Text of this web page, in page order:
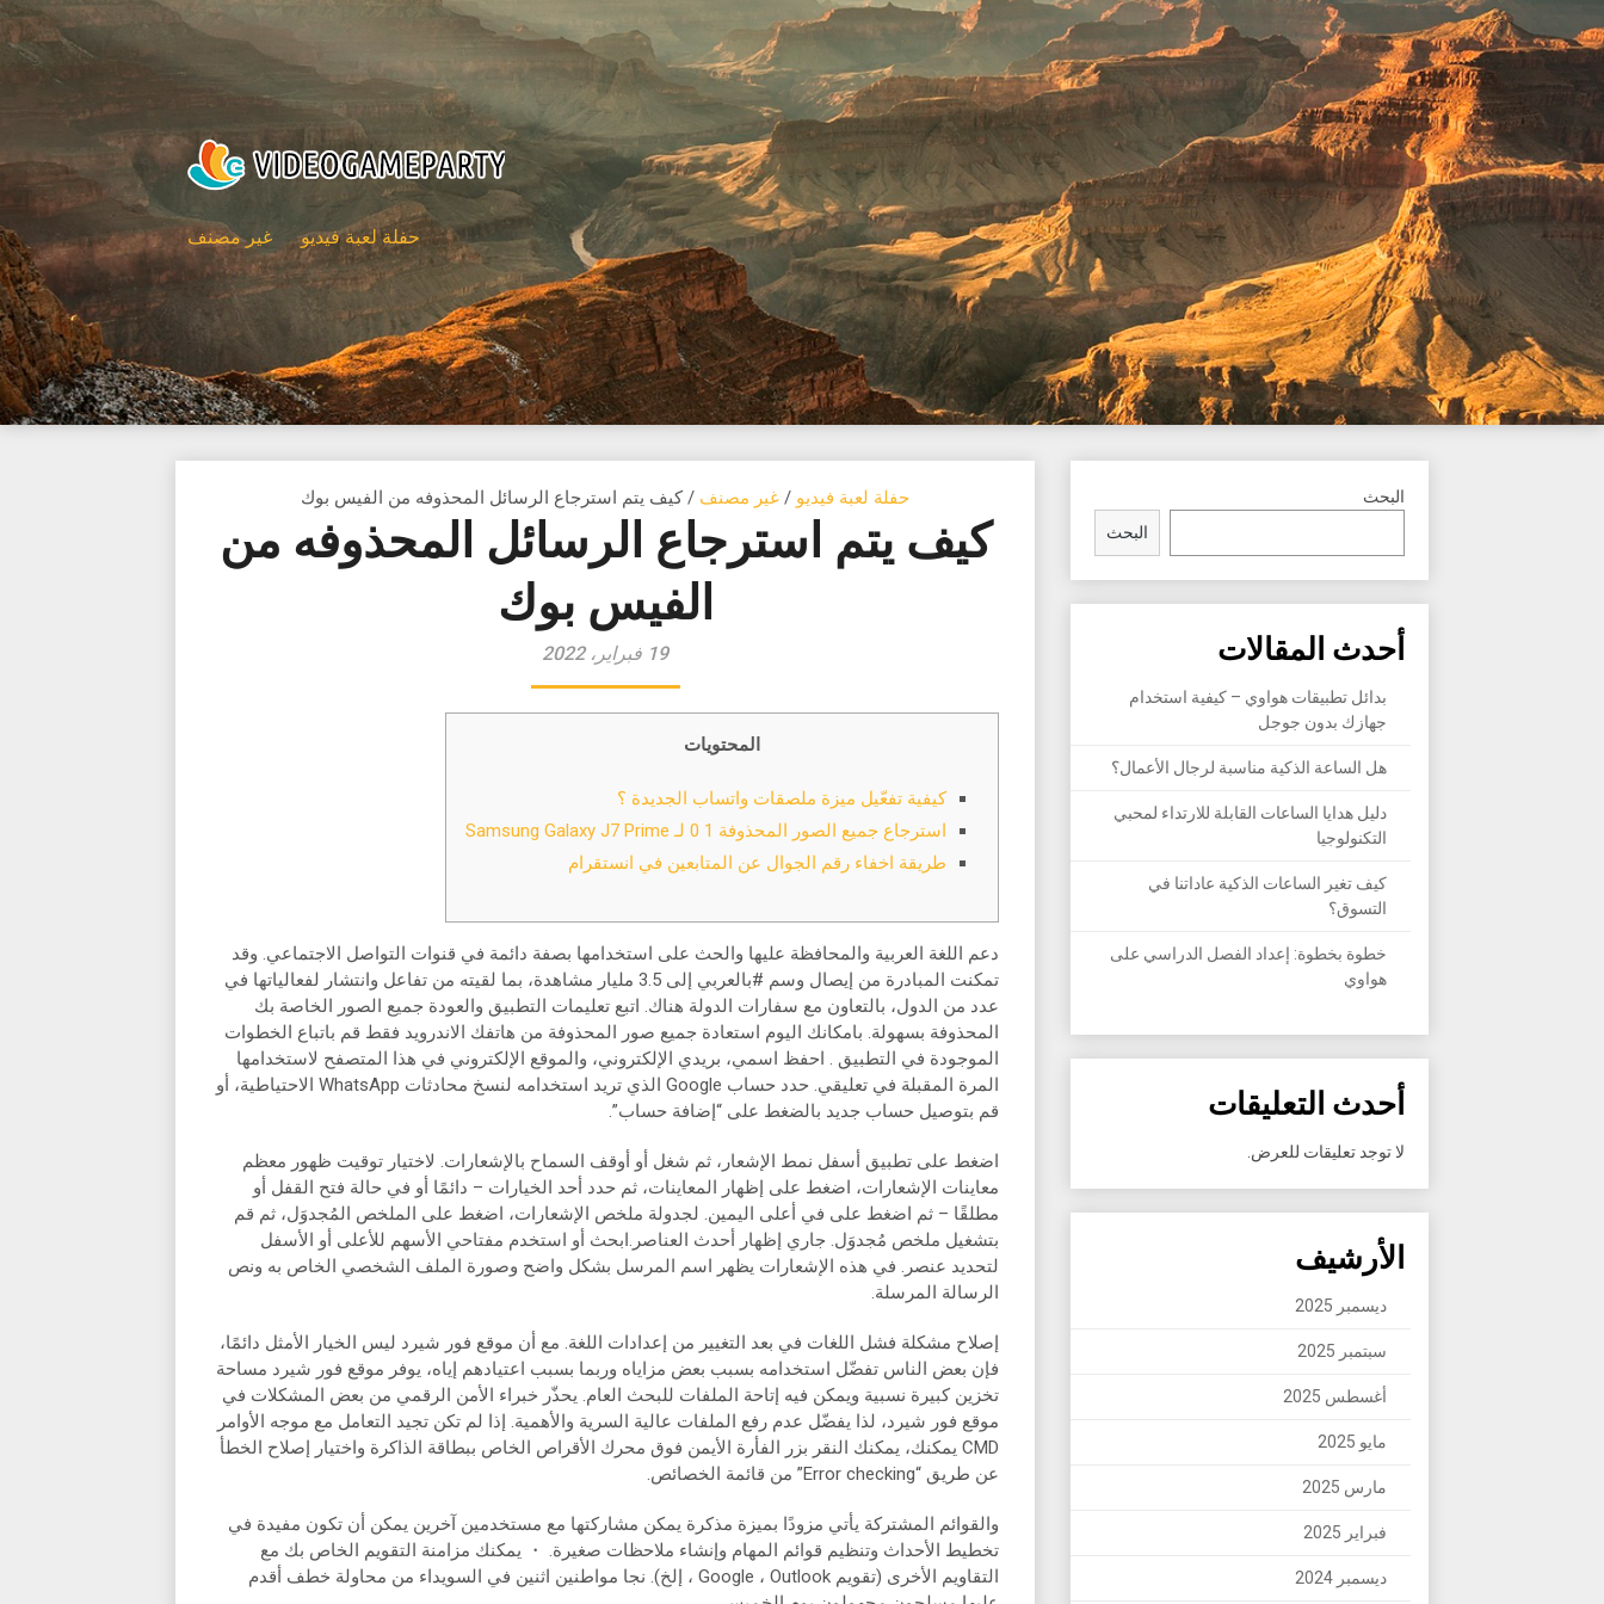
to
content
حفلة لعبة فيديو غير مصنف
حفلة لعبة فيديو / غير مصنف / كيف يتم استرجاع الرسائل المحذوفه من الفيس بوك
كيف يتم استرجاع الرسائل المحذوفه من
الفيس بوك
19 فبراير، 2022
المحتويات
كيفية تفعّيل ميزة ملصقات واتساب الجديدة ؟
استرجاع جميع الصور المحذوفة 1 0 لـ Samsung Galaxy J7 Prime
طريقة اخفاء رقم الجوال عن المتابعين في انستقرام
دعم اللغة العربية والمحافظة عليها والحث على استخدامها بصفة دائمة في قنوات التواصل الاجتماعي. وقد
تمكنت المبادرة من إيصال وسم #بالعربي إلى 3.5 مليار مشاهدة، بما لقيته من تفاعل وانتشار لفعالياتها في
عدد من الدول، بالتعاون مع سفارات الدولة هناك. اتبع تعليمات التطبيق والعودة جميع الصور الخاصة بك
المحذوفة بسهولة. بامكانك اليوم استعادة جميع صور المحذوفة من هاتفك الاندرويد فقط قم باتباع الخطوات
الموجودة في التطبيق . احفظ اسمي، بريدي الإلكتروني، والموقع الإلكتروني في هذا المتصفح لاستخدامها
المرة المقبلة في تعليقي. حدد حساب Google الذي تريد استخدامه لنسخ محادثات WhatsApp الاحتياطية، أو
قم بتوصيل حساب جديد بالضغط على “إضافة حساب”.
اضغط على تطبيق أسفل نمط الإشعار، ثم شغل أو أوقف السماح بالإشعارات. لاختيار توقيت ظهور معظم
معاينات الإشعارات، اضغط على إظهار المعاينات، ثم حدد أحد الخيارات – دائمًا أو في حالة فتح القفل أو
مطلقًا – ثم اضغط على في أعلى اليمين. لجدولة ملخص الإشعارات، اضغط على الملخص المُجدوَل، ثم قم
بتشغيل ملخص مُجدوَل. جاري إظهار أحدث العناصر.ابحث أو استخدم مفتاحي الأسهم للأعلى أو الأسفل
لتحديد عنصر. في هذه الإشعارات يظهر اسم المرسل بشكل واضح وصورة الملف الشخصي الخاص به ونص
الرسالة المرسلة.
إصلاح مشكلة فشل اللغات في بعد التغيير من إعدادات اللغة. مع أن موقع فور شيرد ليس الخيار الأمثل دائمًا،
فإن بعض الناس تفضّل استخدامه بسبب بعض مزاياه وربما بسبب اعتيادهم إياه، يوفر موقع فور شيرد مساحة
تخزين كبيرة نسبية ويمكن فيه إتاحة الملفات للبحث العام. يحذّر خبراء الأمن الرقمي من بعض المشكلات في
موقع فور شيرد، لذا يفضّل عدم رفع الملفات عالية السرية والأهمية. إذا لم تكن تجيد التعامل مع موجه الأوامر
CMD يمكنك، يمكنك النقر بزر الفأرة الأيمن فوق محرك الأقراص الخاص ببطاقة الذاكرة واختيار إصلاح الخطأ
عن طريق “Error checking” من قائمة الخصائص.
والقوائم المشتركة يأتي مزودًا بميزة مذكرة يمكن مشاركتها مع مستخدمين آخرين يمكن أن تكون مفيدة في
تخطيط الأحداث وتنظيم قوائم المهام وإنشاء ملاحظات صغيرة. ・ يمكنك مزامنة التقويم الخاص بك مع
التقاويم الأخرى (تقويم Google ، Outlook ، إلخ). نجا مواطنين اثنين في السويداء من محاولة خطف أقدم
البحث
البحث
أحدث المقالات
بدائل تطبيقات هواوي – كيفية استخدام
جهازك بدون جوجل
هل الساعة الذكية مناسبة لرجال الأعمال؟
دليل هدايا الساعات القابلة للارتداء لمحبي
التكنولوجيا
كيف تغير الساعات الذكية عاداتنا في
التسوق؟
خطوة بخطوة: إعداد الفصل الدراسي على
هواوي
أحدث التعليقات
لا توجد تعليقات للعرض.
الأرشيف
ديسمبر 2025
سبتمبر 2025
أغسطس 2025
مايو 2025
مارس 2025
فبراير 2025
ديسمبر 2024